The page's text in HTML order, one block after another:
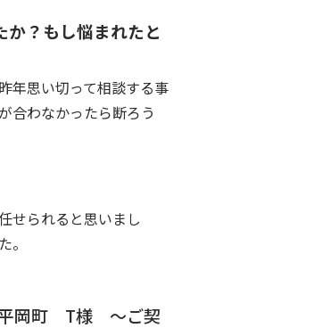
か？もし悩まれたと
年思い切って相談する事
合わなかったら断ろう
せられると思いまし
。
平岡町 T様 〜ご契